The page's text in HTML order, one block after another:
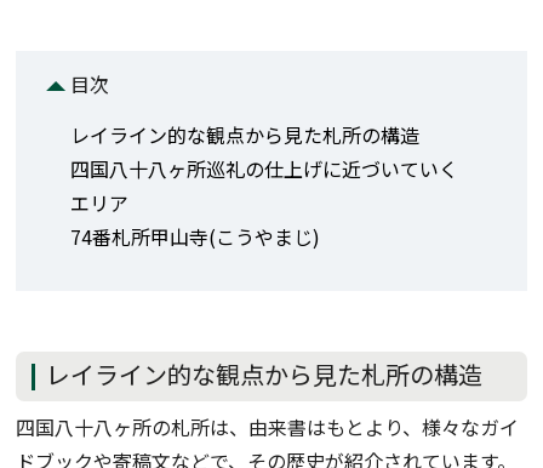
目次
レイライン的な観点から見た札所の構造
四国八十八ヶ所巡礼の仕上げに近づいていく
エリア
74番札所甲山寺(こうやまじ)
レイライン的な観点から見た札所の構造
四国八十八ヶ所の札所は、由来書はもとより、様々なガイ
ドブックや寄稿文などで、その歴史が紹介されています。